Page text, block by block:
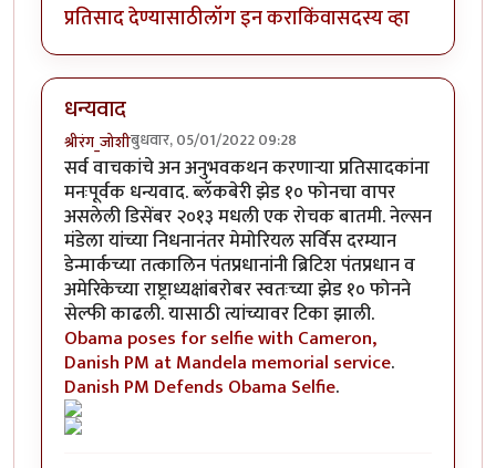
प्रतिसाद देण्यासाठीलॉग इन कराकिंवासदस्य व्हा
धन्यवाद
श्रीरंग_जोशीबुधवार, 05/01/2022 09:28
सर्व वाचकांचे अन अनुभवकथन करणार्‍या प्रतिसादकांना
मनःपूर्वक धन्यवाद. ब्लॅकबेरी झेड १० फोनचा वापर
असलेली डिसेंबर २०१३ मधली एक रोचक बातमी. नेल्सन
मंडेला यांच्या निधनानंतर मेमोरियल सर्विस दरम्यान
डेन्मार्कच्या तत्कालिन पंतप्रधानांनी ब्रिटिश पंतप्रधान व
अमेरिकेच्या राष्ट्राध्यक्षांबरोबर स्वतःच्या झेड १० फोनने
सेल्फी काढली. यासाठी त्यांच्यावर टिका झाली.
Obama poses for selfie with Cameron,
Danish PM at Mandela memorial service.
Danish PM Defends Obama Selfie.